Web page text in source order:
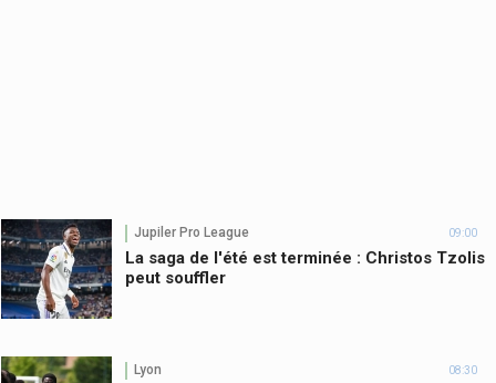
Jupiler Pro League 09:00
La saga de l'été est terminée : Christos Tzolis
peut souffler
Lyon 08:30